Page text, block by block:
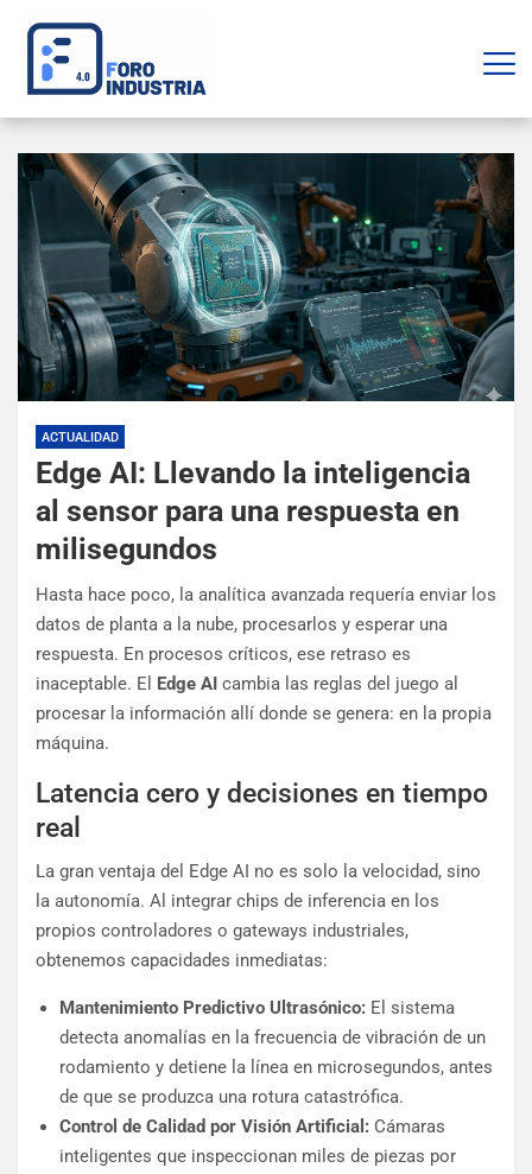
ACTUALIDAD
Edge AI: Llevando la inteligencia
al sensor para una respuesta en
milisegundos
Hasta hace poco, la analítica avanzada requería enviar los
datos de planta a la nube, procesarlos y esperar una
respuesta. En procesos críticos, ese retraso es
inaceptable. El Edge AI cambia las reglas del juego al
procesar la información allí donde se genera: en la propia
máquina.
Latencia cero y decisiones en tiempo
real
La gran ventaja del Edge AI no es solo la velocidad, sino
la autonomía. Al integrar chips de inferencia en los
propios controladores o gateways industriales,
obtenemos capacidades inmediatas:
Mantenimiento Predictivo Ultrasónico: El sistema
detecta anomalías en la frecuencia de vibración de un
rodamiento y detiene la línea en microsegundos, antes
de que se produzca una rotura catastrófica.
Control de Calidad por Visión Artificial: Cámaras
inteligentes que inspeccionan miles de piezas por